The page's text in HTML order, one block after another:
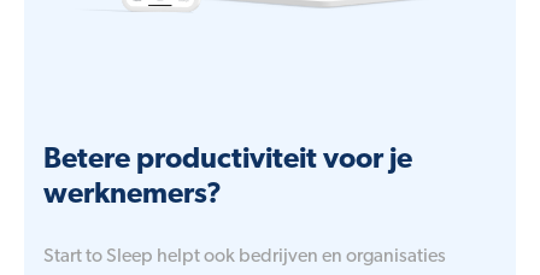
Betere productiviteit voor je
werknemers?
Start to Sleep helpt ook bedrijven en organisaties